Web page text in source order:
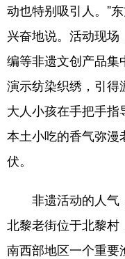
动也特别吸引人。”
兴奋地说。活动现
编等非遗文创产品集
演示纺染织绣，引得
大人小孩在手把手指
本土小吃的香气弥漫
伏。
非遗活动的人气，
北黎老街位于北黎
南西部地区一个重